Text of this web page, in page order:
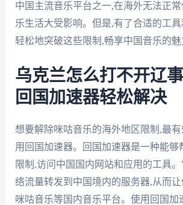
中国主流音乐平台之一,在海外无法正
乐生活大受影响。但是,有了合适的工
轻松地突破这些限制,畅享中国音乐的魅
乌克兰怎么打不开辽
回国加速器轻松解决
想要解除咪咕音乐的海外地区限制,最
用回国加速器。回国加速器是一种能够
限制,访问中国国内网站和应用的工具
络流量转发到中国境内的服务器,从而让
咪咕音乐等国内音乐平台。使用回国加